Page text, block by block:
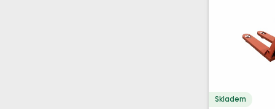
Skladem